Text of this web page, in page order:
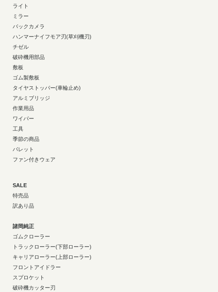
ライト
ミラー
バックカメラ
ハンマーナイフモア刃(草刈機刃)
チゼル
破砕機用部品
敷板
ゴム製敷板
タイヤストッパー(車輪止め)
アルミブリッジ
作業用品
ワイパー
工具
季節の商品
パレット
ファン付きウェア
SALE
特売品
訳あり品
諸岡純正
ゴムクローラー
トラックローラー(下部ローラー)
キャリアローラー(上部ローラー)
フロントアイドラー
スプロケット
破砕機カッター刃